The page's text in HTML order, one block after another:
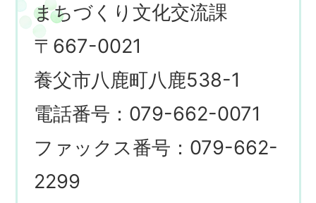
まちづくり文化交流課
〒667-0021
養父市八鹿町八鹿538-1
電話番号：079-662-0071
ファックス番号：079-662-
2299